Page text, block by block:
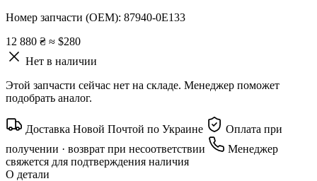
Номер запчасти (OEM): 87940-0E133
12 880 ₴ ≈ $280
Нет в наличии
Этой запчасти сейчас нет на складе. Менеджер поможет
подобрать аналог.
Доставка Новой Почтой по Украине
Оплата при
получении · возврат при несоответствии
Менеджер
свяжется для подтверждения наличия
О детали